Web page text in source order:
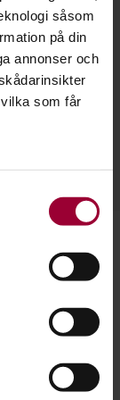
såsom
på din
annonser och
som får
flera meter
när som
möjligt